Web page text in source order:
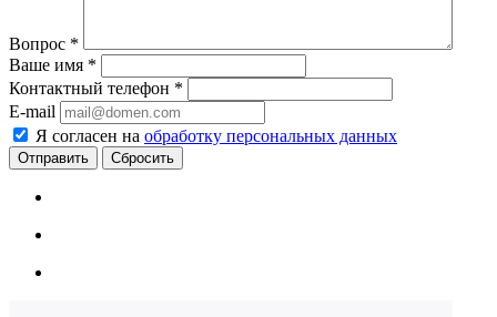
Вопрос *
Ваше имя *
Контактный телефон *
E-mail
Я согласен на обработку персональных данных
Сбросить